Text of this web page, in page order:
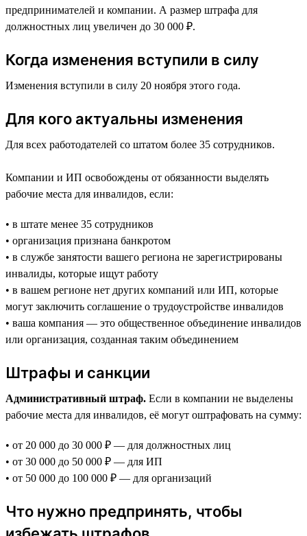
предпринимателей и компании. А размер штрафа для
должностных лиц увеличен до 30 000 ₽.
Когда изменения вступили в силу
Изменения вступили в силу 20 ноября этого года.
Для кого актуальны изменения
Для всех работодателей со штатом более 35 сотрудников.
Компании и ИП освобождены от обязанности выделять
рабочие места для инвалидов, если:
• в штате менее 35 сотрудников
• организация признана банкротом
• в службе занятости вашего региона не зарегистрированы
инвалиды, которые ищут работу
• в вашем регионе нет других компаний или ИП, которые
могут заключить соглашение о трудоустройстве инвалидов
• ваша компания — это общественное объединение инвалидов
или организация, созданная таким объединением
Штрафы и санкции
Административный штраф. Если в компании не выделены
рабочие места для инвалидов, её могут оштрафовать на сумму:
• от 20 000 до 30 000 ₽ — для должностных лиц
• от 30 000 до 50 000 ₽ — для ИП
• от 50 000 до 100 000 ₽ — для организаций
Что нужно предпринять, чтобы